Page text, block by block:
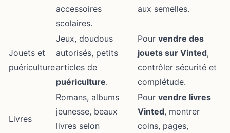
accessoires
scolaires.
aux semelles.
Jouets et
puériculture
Jeux, doudous
autorisés, petits
articles de
puériculture.
Pour vendre des
jouets sur Vinted,
contrôler sécurité et
complétude.
Livres
Romans, albums
jeunesse, beaux
livres selon
Pour vendre livres
Vinted, montrer
coins, pages,